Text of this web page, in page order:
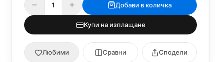
Добави в количка
Купи на изплащане
Любими Сравни Сподели